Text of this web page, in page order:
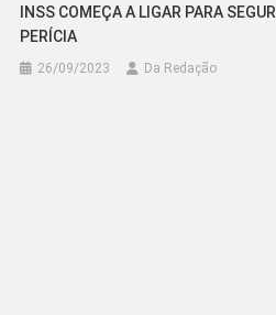
INSS COMEÇA A LIGAR PARA
PERÍCIA
26/09/2023 Da Redação